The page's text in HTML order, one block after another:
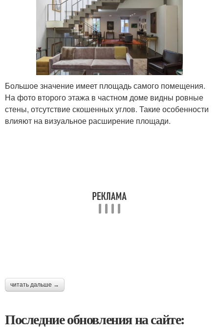
Большое значение имеет площадь самого помещения.
На фото второго этажа в частном доме видны ровные
стены, отсутствие скошенных углов. Такие особенности
влияют на визуальное расширение площади.
читать дальше →
Последние обновления на сайте: